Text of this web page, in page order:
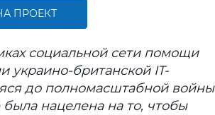
ПРОЕКТ
социальной сети помощи
украино-британской IT-
до полномасштабной войны
нацелена на то, чтобы